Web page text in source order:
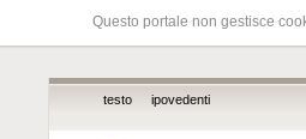
Questo portale non gestisce
testo ipovedenti